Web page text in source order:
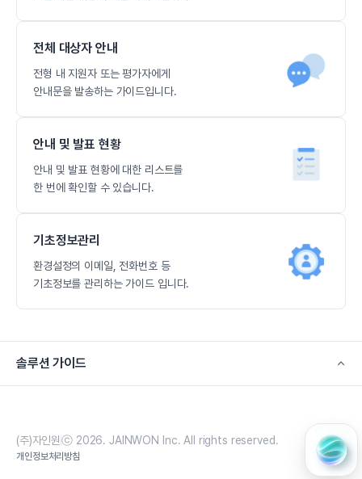
전체 대상자 안내
전형 내 지원자 또는 평가자에게
안내문을 발송하는 가이드입니다.
안내 및 발표 현황
안내 및 발표 현황에 대한 리스트를
한 번에 확인할 수 있습니다.
기초정보관리
환경설정의 이메일, 전화번호 등
기초정보를 관리하는 가이드 입니다.
솔루션 가이드
(주)자인원ⓒ 2026. JAINWON Inc. All rights reserved.
개인정보처리방침